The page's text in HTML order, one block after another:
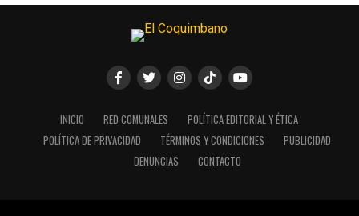
INICIO RED COMUNALES
POLÍTICA EDITORIAL Y ÉTICA
POLÍTICA DE PRIVACIDAD
TÉRMINOS Y CONDICIONES
PUBLICIDAD
DENUNCIAS
CONTACTO